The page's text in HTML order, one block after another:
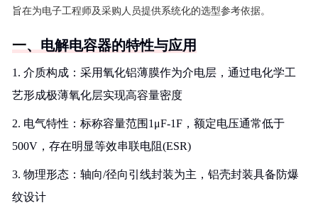
旨在为电子工程师及采购人员提供系统化的选型参考依据。
一、电解电容器的特性与应用
1. 介质构成：采用氧化铝薄膜作为介电层，通过电化学工
艺形成极薄氧化层实现高容量密度
2. 电气特性：标称容量范围1μF-1F，额定电压通常低于
500V，存在明显等效串联电阻(ESR)
3. 物理形态：轴向/径向引线封装为主，铝壳封装具备防爆
纹设计